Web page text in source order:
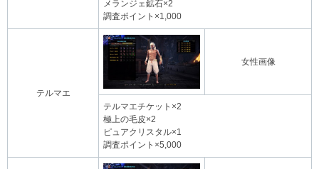
メランジェ鉱石×2
調査ポイント×1,000
テルマエ
女性画像
テルマエチケット×2
極上の毛皮×2
ピュアクリスタル×1
調査ポイント×5,000